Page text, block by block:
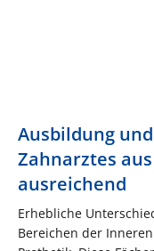
Ausbildung
Zahnarztes
ausreichend
Erhebliche
Bereichen der